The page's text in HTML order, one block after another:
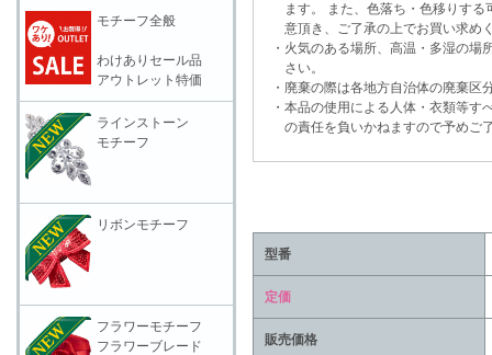
ます。 また、色落ち・色移りする
意頂き、ご了承の上でお買い求め
・火気のある場所、高温・多湿の場
さい。
・廃棄の際は各地方自治体の廃棄区
・本品の使用による人体・衣類等す
の責任を負いかねますので予めご
型番
定価
販売価格
モチーフ全般
わけありセール品
アウトレット特価
ラインストーン
モチーフ
リボンモチーフ
フラワーモチーフ
フラワーブレード